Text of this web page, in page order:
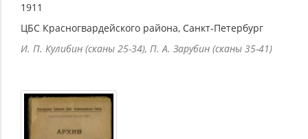
1911
ЦБС Красногвардейского района, Санкт-Петербург
И. П. Кулибин (сканы 25-34), П. А. Зарубин (сканы 35-41)